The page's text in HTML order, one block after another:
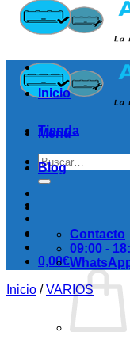
Menú
Buscar
por:
0,00€
Inicio
Tienda
Blog
Contacto
09:00 -
Inicio / VARIOS